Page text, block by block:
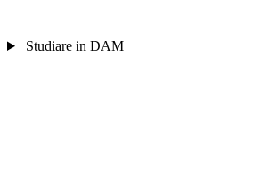
Studiare in DAM